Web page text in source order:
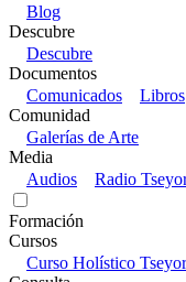
Blog
Descubre
Descubre
Documentos
Comunicados
Libros
Comunidad
Galerías de Arte
Media
Audios
Radio
Formación
Cursos
Curso Holístico Tseyor